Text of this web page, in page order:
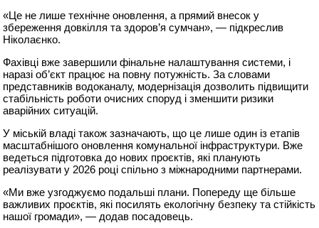
«Це не лише технічне оновлення, а прямий внесок у
збереження довкілля та здоров’я сумчан», — підкреслив
Ніколаєнко.
Фахівці вже завершили фінальне налаштування системи, і
наразі об’єкт працює на повну потужність. За словами
представників водоканалу, модернізація дозволить підвищити
стабільність роботи очисних споруд і зменшити ризики
аварійних ситуацій.
У міській владі також зазначають, що це лише один із етапів
масштабнішого оновлення комунальної інфраструктури. Вже
ведеться підготовка до нових проєктів, які планують
реалізувати у 2026 році спільно з міжнародними партнерами.
«Ми вже узгоджуємо подальші плани. Попереду ще більше
важливих проєктів, які посилять екологічну безпеку та стійкість
нашої громади», — додав посадовець.